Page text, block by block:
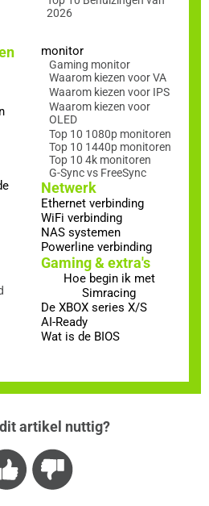
2026
monitor
Gaming monitor
Waarom kiezen voor VA
Waarom kiezen voor IPS
Waarom kiezen voor
OLED
Top 10 1080p monitoren
Top 10 1440p monitoren
Top 10 4k monitoren
G-Sync vs FreeSync
Netwerk
Ethernet verbinding
WiFi verbinding
NAS systemen
Powerline verbinding
Gaming & extra's
Hoe begin ik met
Simracing
De XBOX series X/S
AI-Ready
Wat is de BIOS
artikel nuttig?